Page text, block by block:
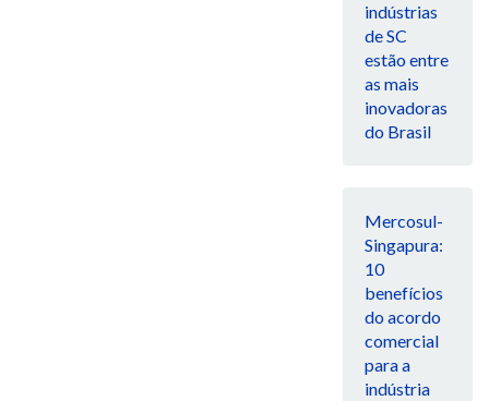
indústrias
de SC
estão entre
as mais
inovadoras
do Brasil
Mercosul-
Singapura:
10
benefícios
do acordo
comercial
para a
indústria